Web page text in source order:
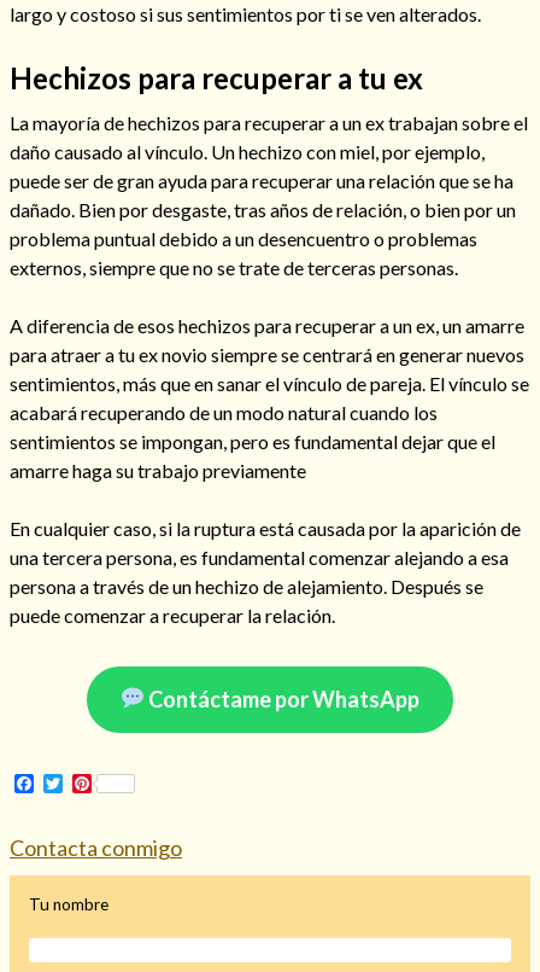
Consulta de tarot online
Hechizo de alejamiento
Alejamiento
(145)
Cartomancia
Endulzamiento(112)
Hechizo de amor(593)
Infidelidad(104)
Rituales(72)
Mi rincón
Mis libros favoritos
Mi Blog
largo y costoso si sus sentimientos por ti se ven alterados.
Hechizos para recuperar a tu ex
La mayoría de hechizos para recuperar a un ex trabajan sobre el
daño causado al vínculo. Un hechizo con miel, por ejemplo,
puede ser de gran ayuda para recuperar una relación que se ha
dañado. Bien por desgaste, tras años de relación, o bien por un
problema puntual debido a un desencuentro o problemas
externos, siempre que no se trate de terceras personas.
A diferencia de esos hechizos para recuperar a un ex, un amarre
para atraer a tu ex novio siempre se centrará en generar nuevos
sentimientos, más que en sanar el vínculo de pareja. El vínculo se
acabará recuperando de un modo natural cuando los
sentimientos se impongan, pero es fundamental dejar que el
amarre haga su trabajo previamente
En cualquier caso, si la ruptura está causada por la aparición de
una tercera persona, es fundamental comenzar alejando a esa
persona a través de un hechizo de alejamiento. Después se
puede comenzar a recuperar la relación.
Contáctame por WhatsApp
Facebook
TwitterPinterest
Contacta conmigo
Tu nombre